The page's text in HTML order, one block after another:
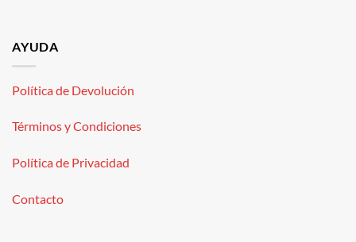
AYUDA
Política de Devolución
Términos y Condiciones
Política de Privacidad
Contacto